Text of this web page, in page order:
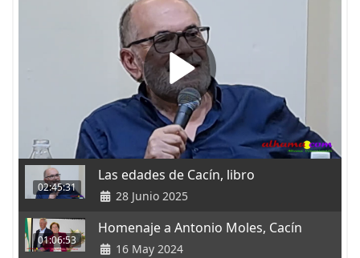
02:45:31
Las edades de Cacín, libro
28 Junio 2025
01:06:53
Homenaje a Antonio Moles, Cacín
16 May 2024